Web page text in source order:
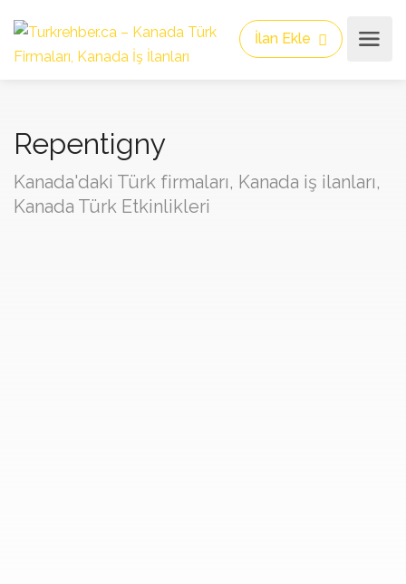
İlan Ekle
Repentigny
Kanada'daki Türk firmaları, Kanada iş ilanları,
Kanada Türk Etkinlikleri